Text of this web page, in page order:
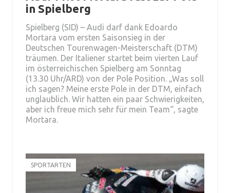
in Spielberg
Spielberg (SID) – Audi darf dank Edoardo
Mortara vom ersten Saisonsieg in der
Deutschen Tourenwagen-Meisterschaft (DTM)
träumen. Der Italiener startet beim vierten Lauf
im österreichischen Spielberg am Sonntag
(13.30 Uhr/ARD) von der Pole Position. „Was soll
ich sagen? Meine erste Pole in der DTM, einfach
unglaublich. Wir hatten ein paar Schwierigkeiten,
aber ich freue mich sehr für mein Team“, sagte
Mortara.
SPORTARTEN